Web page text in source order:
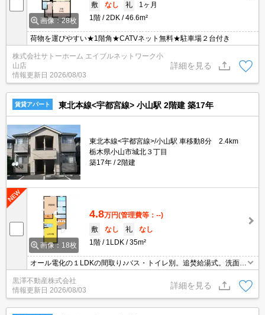
画像：28枚
敷
なし 礼
1ヶ月
1階
2DK 46.6m²
荷物を運びやすい★1階角★CATVネット無料★駐車場２台付き
株式会社サトーホーム エイブルネットワーク小
山店
情報更新日 2026/08/03
詳細を見る
賃貸アパート 東北本線<宇都宮線> 小山駅 2階建 築17年
東北本線<宇都宮線>/小山駅 車移動8分 2.4km
栃木県小山市城北３丁目
築17年
2階建
画像：18枚
4.8万円(管理費等：--)
敷
なし 礼
なし
1階
1LDK 35m²
オール電化の１LDKの間取り♪バス・トイレ別。追焚給湯式。洗面化
粧台付き。
黒澤不動産株式会社
情報更新日 2026/08/03
詳細を見る